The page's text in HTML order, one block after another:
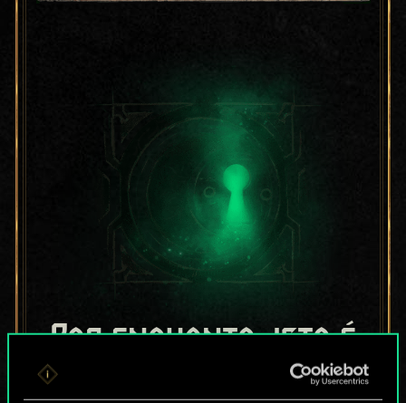
Por enquanto, isto é
apenas um conjunto